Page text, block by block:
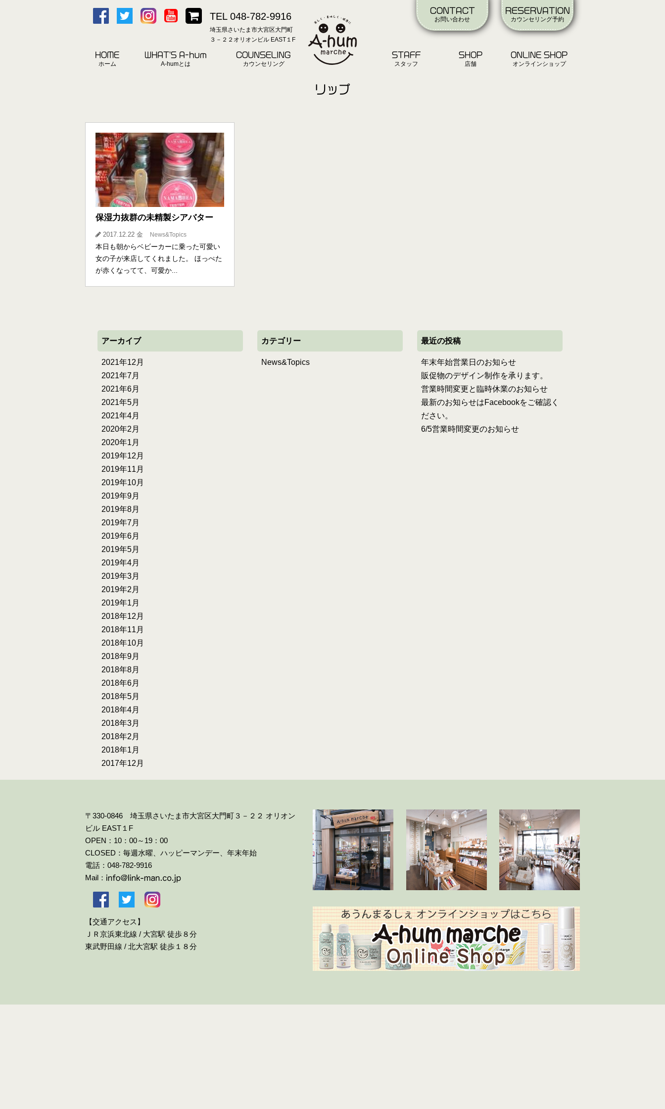
TEL 048-782-9916
埼玉県さいたま市大宮区大門町
３－２２オリオンビル EAST１F
CONTACT
お問い合わせ
RESERVATION
カウンセリング予約
HOME
ホーム
WHAT'S A-hum
A-humとは
COUNSELING
カウンセリング
STAFF
スタッフ
SHOP
店舗
ONLINE SHOP
オンラインショップ
リップ
保湿力抜群の未精製シアバター
2017.12.22 金 News&Topics
本日も朝からベビーカーに乗った可愛い
女の子が来店してくれました。 ほっぺた
が赤くなってて、可愛か...
アーカイブ
2021年12月
2021年7月
2021年6月
2021年5月
2021年4月
2020年2月
2020年1月
2019年12月
2019年11月
2019年10月
2019年9月
2019年8月
2019年7月
2019年6月
2019年5月
2019年4月
2019年3月
2019年2月
2019年1月
2018年12月
2018年11月
2018年10月
2018年9月
2018年8月
2018年6月
2018年5月
2018年4月
2018年3月
2018年2月
2018年1月
2017年12月
カテゴリー
News&Topics
最近の投稿
年末年始営業日のお知らせ
販促物のデザイン制作を承ります。
営業時間変更と臨時休業のお知らせ
最新のお知らせはFacebookをご確認く
ださい。
6/5営業時間変更のお知らせ
〒330-0846 埼玉県さいたま市大宮区大門町３－２２ オリオン
ビル EAST１F
OPEN：10：00～19：00
CLOSED：毎週水曜、ハッピーマンデー、年末年始
電話：048-782-9916
Mail：
【交通アクセス】
ＪＲ京浜東北線 / 大宮駅 徒歩８分
東武野田線 / 北大宮駅 徒歩１８分